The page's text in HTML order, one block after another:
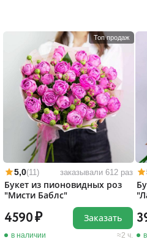
Топ продаж
5,0(11) заказывали 612 раз
Букет из пионовидных роз
"Мисти Баблс"
4590
в наличии 2 ч.
Заказать